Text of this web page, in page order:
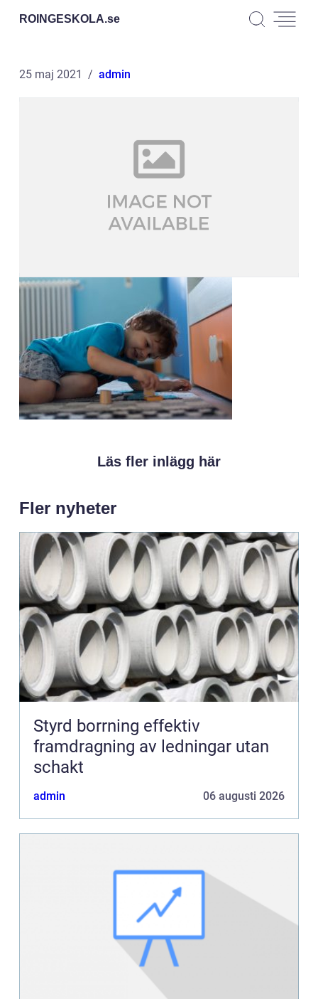
ROINGESKOLA.se
25 maj 2021 admin
Läs fler inlägg här
Fler nyheter
Styrd borrning effektiv
framdragning av ledningar utan
schakt
admin 06 augusti 2026